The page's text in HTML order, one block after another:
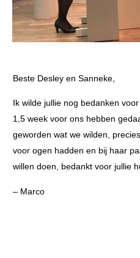
Beste Desley en Sanneke,
Ik wilde jullie nog bedanken
1,5 week voor ons hebben
geworden wat we wilden,
voor ogen hadden en bij haar
willen doen, bedankt voor jullie
– Marco